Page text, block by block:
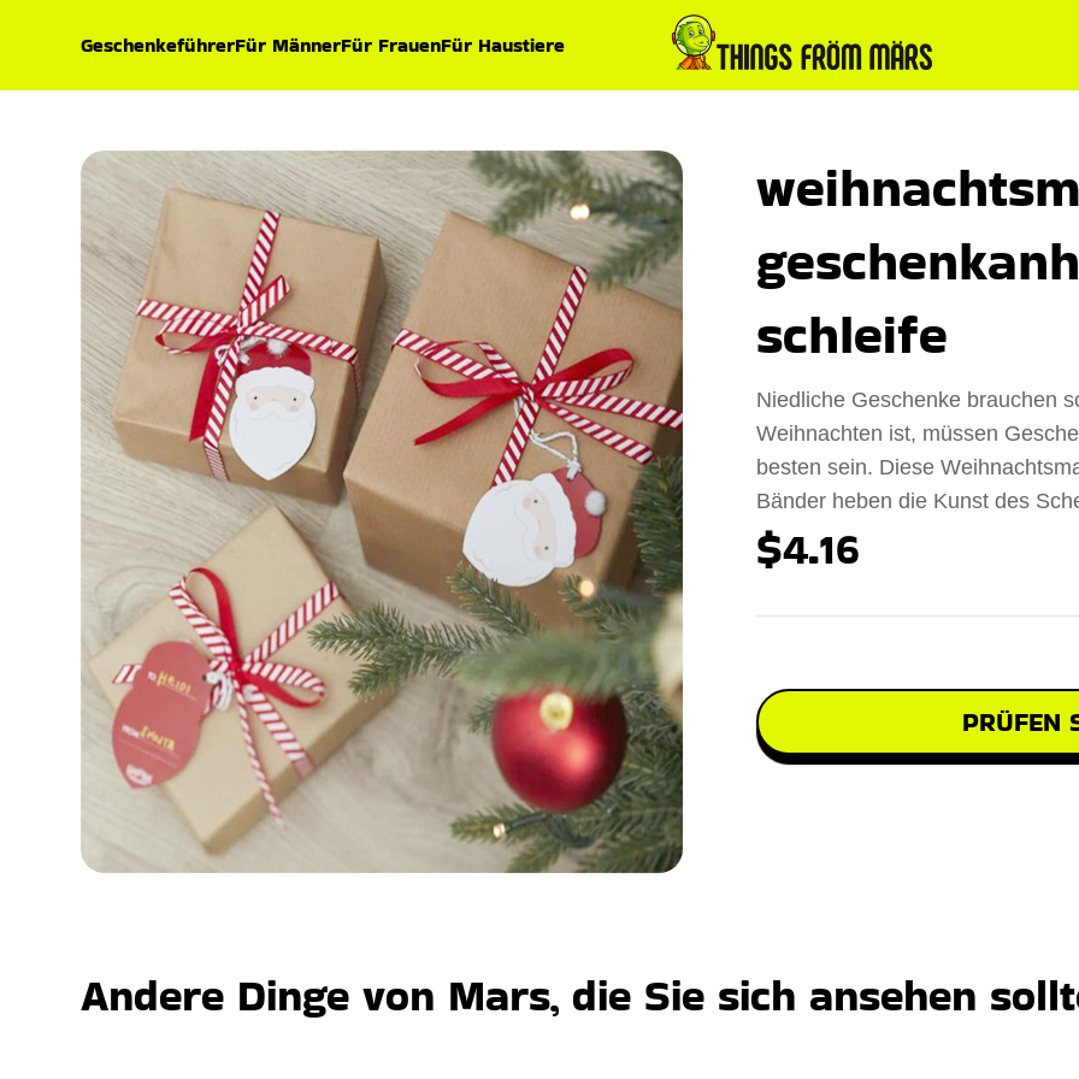
GeschenkeführerFür MännerFür FrauenFür Haustiere
schleife
Niedliche Geschenke brauchen
Weihnachten ist, müssen
besten sein. Diese
Bänder heben die Kunst des
$4.16
PRÜFEN
Andere Dinge von Mars, die Sie sich ansehen